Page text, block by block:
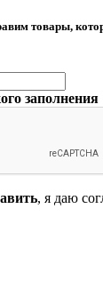
товары,
заполнения
, я даю